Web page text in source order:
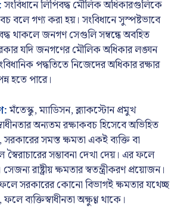
সংবিধানে লিপিবদ্ধ মৌলিক অধিকারগুলিকে
বলে গণ্য করা হয়। সংবিধানে সুস্পষ্টভাবে
থাকলে জনগণ সেগুলি সম্বন্ধে অবহিত
যদি জনগণের মৌলিক অধিকার লঙ্ঘন
পদ্ধতিতে নিজেদের অধিকার রক্ষার
হতে পারে।
মঁতেস্কু, ম্যাডিসন, ব্ল‍্যাকস্টোন প্রমুখ
অন্যতম রক্ষাকবচ হিসেবে অভিহিত
সমস্ত ক্ষমতা একই ব্যক্তি বা
স্বৈরাচারের সম্ভাবনা দেখা দেয়। এর ফলে
সেজন্য রাষ্ট্রীয় ক্ষমতার স্বতন্ত্রীকরণ প্রয়োজন।
ফলে সরকারের কোনো বিভাগই ক্ষমতার যথেচ্ছ
ব্যক্তিস্বাধীনতা অক্ষুণ্ণ থাকে।